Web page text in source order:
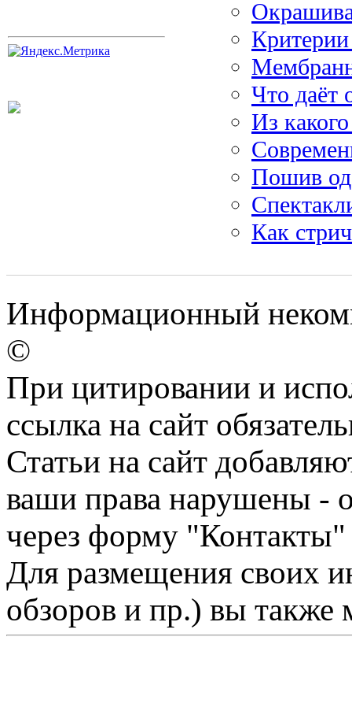
Что даёт
Из
Пошив
Как
Информационный
©
При цитировании и
ссылка на сайт
Статьи на сайт
ваши права нарушены -
через форму "Контакты"
Для размещения своих
обзоров и пр.) вы также